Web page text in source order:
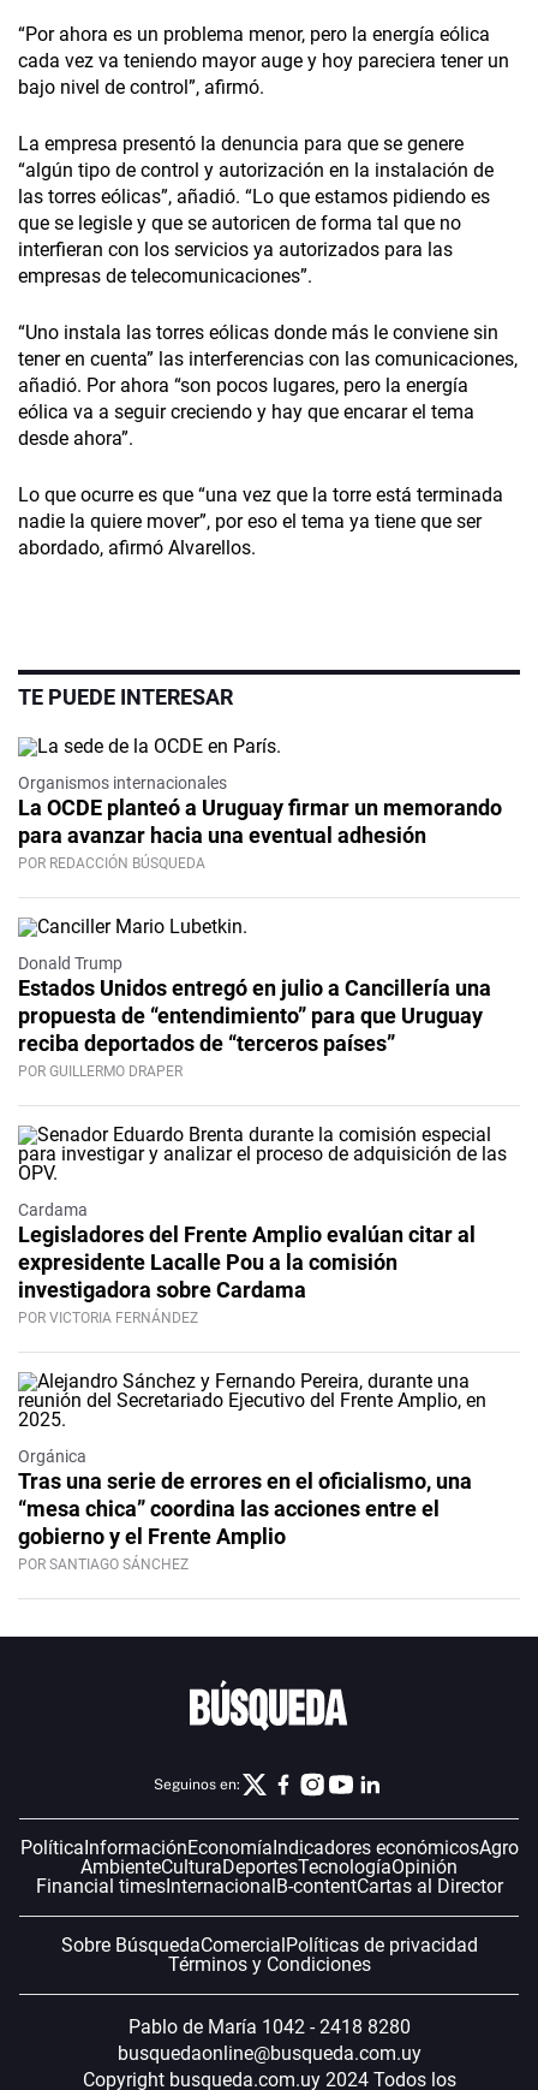
“Por ahora es un problema menor, pero la energía eólica
cada vez va teniendo mayor auge y hoy pareciera tener un
bajo nivel de control”, afirmó.
La empresa presentó la denuncia para que se genere
“algún tipo de control y autorización en la instalación de
las torres eólicas”, añadió. “Lo que estamos pidiendo es
que se legisle y que se autoricen de forma tal que no
interfieran con los servicios ya autorizados para las
empresas de telecomunicaciones”.
“Uno instala las torres eólicas donde más le conviene sin
tener en cuenta” las interferencias con las comunicaciones,
añadió. Por ahora “son pocos lugares, pero la energía
eólica va a seguir creciendo y hay que encarar el tema
desde ahora”.
Lo que ocurre es que “una vez que la torre está terminada
nadie la quiere mover”, por eso el tema ya tiene que ser
abordado, afirmó Alvarellos.
TE PUEDE INTERESAR
Organismos internacionales
La OCDE planteó a Uruguay firmar un memorando
para avanzar hacia una eventual adhesión
POR REDACCIÓN BÚSQUEDA
Donald Trump
Estados Unidos entregó en julio a Cancillería una
propuesta de “entendimiento” para que Uruguay
reciba deportados de “terceros países”
POR GUILLERMO DRAPER
Cardama
Legisladores del Frente Amplio evalúan citar al
expresidente Lacalle Pou a la comisión
investigadora sobre Cardama
POR VICTORIA FERNÁNDEZ
Orgánica
Tras una serie de errores en el oficialismo, una
“mesa chica” coordina las acciones entre el
gobierno y el Frente Amplio
POR SANTIAGO SÁNCHEZ
Seguinos en:
PolíticaInformaciónEconomíaIndicadores económicosAgro
AmbienteCulturaDeportesTecnologíaOpinión
Financial timesInternacionalB-contentCartas al Director
Sobre BúsquedaComercialPolíticas de privacidad
Términos y Condiciones
Pablo de María 1042 - 2418 8280
busquedaonline@busqueda.com.uy
Copyright busqueda.com.uy 2024 Todos los